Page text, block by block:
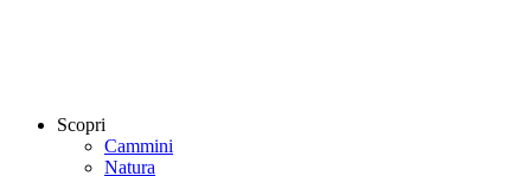
Scopri
Cammini
Natura